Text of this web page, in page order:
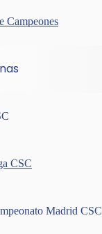
Campeones
CSC
Madrid CSC